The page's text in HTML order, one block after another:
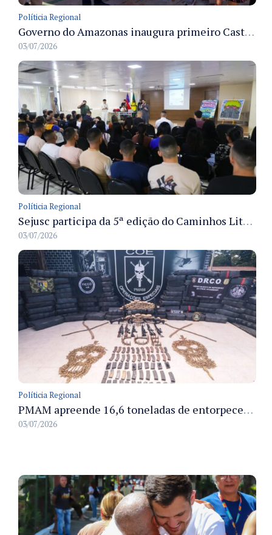
Políticia Regional
Governo do Amazonas inaugura primeiro Castramóvel Fluvial para atendimento veterinário às comunidades ribeirinhas e castração gratuita
03/07/2026
Políticia Regional
Sejusc participa da 5ª edição do Caminhos Literários com foco na cultura hip-hop nas unidades socioeducativas
03/07/2026
Políticia Regional
PMAM apreende 16,6 toneladas de entorpecentes e registra aumento nas prisões em flagrante e nas capturas de foragidos no primeiro semestre de 2026
03/07/2026